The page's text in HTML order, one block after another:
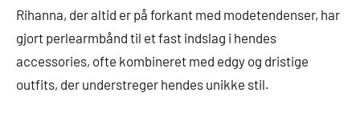
Rihanna, der altid er på forkant med modetendenser, har
gjort perlearmbånd til et fast indslag i hendes
accessories, ofte kombineret med edgy og dristige
outfits, der understreger hendes unikke stil.